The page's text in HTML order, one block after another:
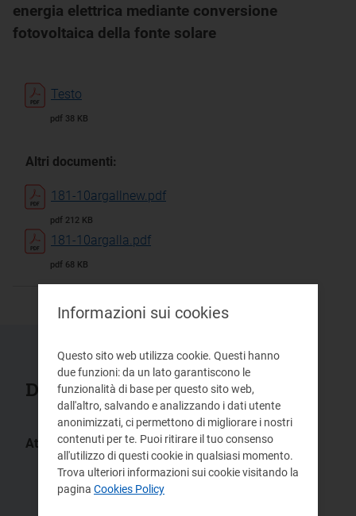
energia elettrica mediante conversione
fotovoltaica della fonte solare
Testo
pdf 38 KB
Altri documenti:
181-10argallnew.pdf
pdf 212 KB
181-10argalla.pdf
pdf 68 KB
Documenti collegati
Atti:
66/2020/R/eel
128/2017/R/eel
578/2013/R/eel
Informazioni sui cookies
Questo sito web utilizza cookie. Questi hanno
due funzioni: da un lato garantiscono le
funzionalità di base per questo sito web,
dall'altro, salvando e analizzando i dati utente
anonimizzati, ci permettono di migliorare i nostri
contenuti per te. Puoi ritirare il tuo consenso
all'utilizzo di questi cookie in qualsiasi momento.
Trova ulteriori informazioni sui cookie visitando la
pagina Cookies Policy